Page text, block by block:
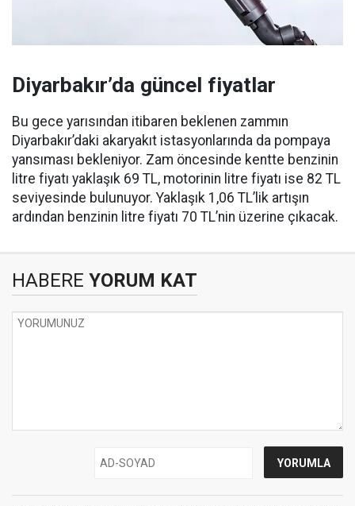
Diyarbakır’da güncel fiyatlar
Bu gece yarısından itibaren beklenen zammın
Diyarbakır’daki akaryakıt istasyonlarında da pompaya
yansıması bekleniyor. Zam öncesinde kentte benzinin
litre fiyatı yaklaşık 69 TL, motorinin litre fiyatı ise 82 TL
seviyesinde bulunuyor. Yaklaşık 1,06 TL’lik artışın
ardından benzinin litre fiyatı 70 TL’nin üzerine çıkacak.
HABERE YORUM KAT